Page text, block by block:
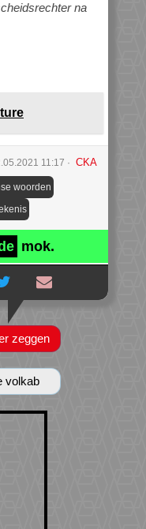
na
11:17 CKA
woorden
mok.
zeggen
volkab